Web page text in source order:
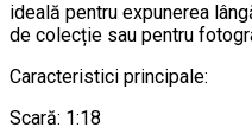
ideală pentru expunerea
de colecție sau pentru
Caracteristici principale:
Scară: 1:18